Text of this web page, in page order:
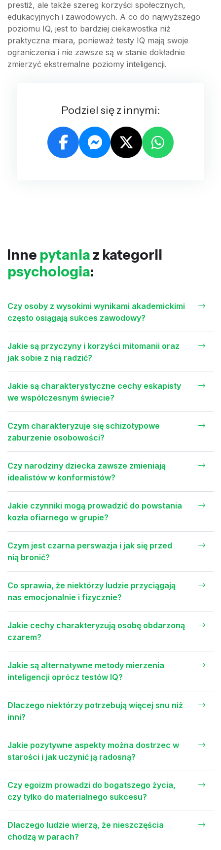
prestiż, ale także szereg korzyści społecznych,
edukacyjnych i zawodowych. A co do najwyższego
poziomu IQ, jest to bardziej ciekawostka niż
praktyczna miara, ponieważ testy IQ mają swoje
ograniczenia i nie zawsze są w stanie dokładnie
zmierzyć ekstremalne poziomy inteligencji.
Podziel się z innymi:
Inne pytania z kategorii
psychologia:
Czy osoby z wysokimi wynikami akademickimi
często osiągają sukces zawodowy?
Jakie są przyczyny i korzyści mitomanii oraz
jak sobie z nią radzić?
Jakie są charakterystyczne cechy eskapisty
we współczesnym świecie?
Czym charakteryzuje się schizotypowe
zaburzenie osobowości?
Czy narodziny dziecka zawsze zmieniają
idealistów w konformistów?
Jakie czynniki mogą prowadzić do powstania
kozła ofiarnego w grupie?
Czym jest czarna perswazja i jak się przed
nią bronić?
Co sprawia, że niektórzy ludzie przyciągają
nas emocjonalnie i fizycznie?
Jakie cechy charakteryzują osobę obdarzoną
czarem?
Jakie są alternatywne metody mierzenia
inteligencji oprócz testów IQ?
Dlaczego niektórzy potrzebują więcej snu niż
inni?
Jakie pozytywne aspekty można dostrzec w
starości i jak uczynić ją radosną?
Czy egoizm prowadzi do bogatszego życia,
czy tylko do materialnego sukcesu?
Dlaczego ludzie wierzą, że nieszczęścia
chodzą w parach?